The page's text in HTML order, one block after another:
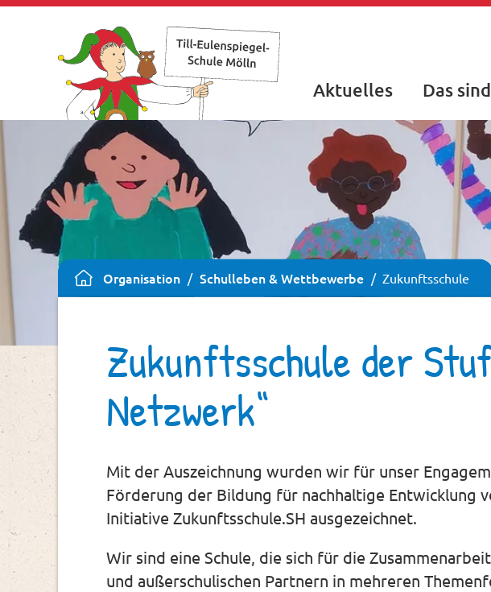
Aktuelles Das
Till-Eulenspiegel-Schule Mölln
Organisation Schulleben & Wettbewerbe Zukunftsschule
Zukunftsschule der
Netzwerk“
Mit der Auszeichnung wurden wir für unser
Förderung der Bildung für nachhaltige Entwicklung
Initiative Zukunftsschule.SH ausgezeichnet.
Wir sind eine Schule, die sich für die
und außerschulischen Partnern in mehreren